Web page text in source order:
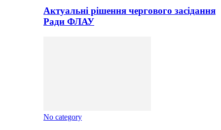
Актуальні рішення чергового засідання
Ради ФЛАУ
No category